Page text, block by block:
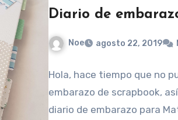
Diario de
Noe agosto 22, 2019
Hola, hace tiempo que no
embarazo de scrapbook,
diario de embarazo para